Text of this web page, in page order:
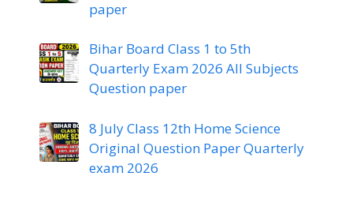
paper
Bihar Board Class 1 to 5th
Quarterly Exam 2026 All Subjects
Question paper
8 July Class 12th Home Science
Original Question Paper Quarterly
exam 2026